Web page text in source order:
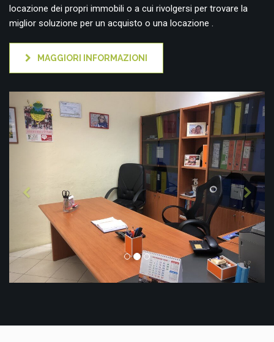
locazione dei propri immobili o a cui rivolgersi per trovare la
miglior soluzione per un acquisto o una locazione .
MAGGIORI INFORMAZIONI
Previous Next